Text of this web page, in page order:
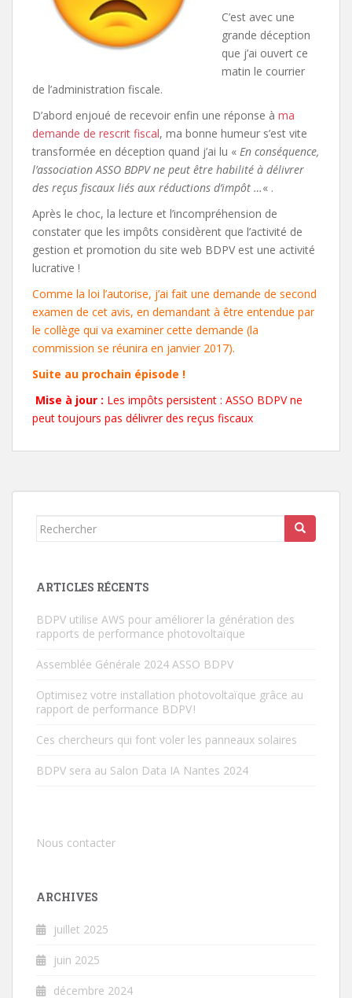
C’est avec une
grande déception
que j’ai ouvert ce
matin le courrier
de l’administration fiscale.
D’abord enjoué de recevoir enfin une réponse à ma
demande de rescrit fiscal, ma bonne humeur s’est vite
transformée en déception quand j’ai lu « En conséquence,
l’association ASSO BDPV ne peut être habilité à délivrer
des reçus fiscaux liés aux réductions d’impôt …« .
Après le choc, la lecture et l’incompréhension de
constater que les impôts considèrent que l’activité de
gestion et promotion du site web BDPV est une activité
lucrative !
Comme la loi l’autorise, j’ai fait une demande de second
examen de cet avis, en demandant à être entendue par
le collège qui va examiner cette demande (la
commission se réunira en janvier 2017).
Suite au prochain épisode !
Mise à jour : Les impôts persistent : ASSO BDPV ne
peut toujours pas délivrer des reçus fiscaux
Rechercher...
ARTICLES RÉCENTS
BDPV utilise AWS pour améliorer la génération des
rapports de performance photovoltaïque
Assemblée Générale 2024 ASSO BDPV
Optimisez votre installation photovoltaïque grâce au
rapport de performance BDPV !
Ces chercheurs qui font voler les panneaux solaires
BDPV sera au Salon Data IA Nantes 2024
Nous contacter
ARCHIVES
juillet 2025
juin 2025
décembre 2024